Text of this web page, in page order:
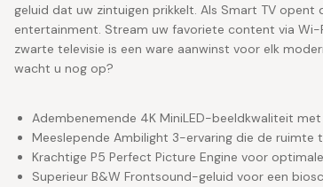
geluid dat uw zintuigen prikkelt. Als Smart TV
entertainment. Stream uw favoriete content via
zwarte televisie is een ware aanwinst voor elk
wacht u nog op?
Adembenemende 4K MiniLED-beeldkwaliteit
Meeslepende Ambilight 3-ervaring die de ruimte
Krachtige P5 Perfect Picture Engine voor
Superieur B&W Frontsound-geluid voor een